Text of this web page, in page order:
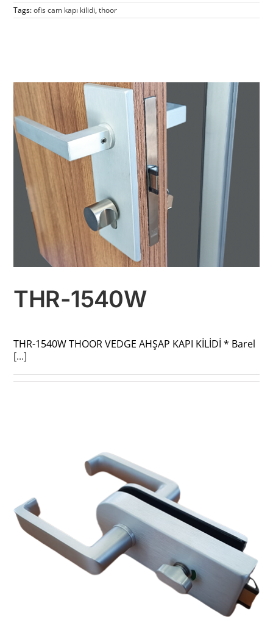
Tags:ofis cam kapı kilidi,thoor
THR-1540W
THR-1540W THOOR VEDGE AHŞAP KAPI KİLİDİ * Barel
[...]